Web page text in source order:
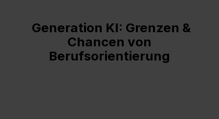
Generation KI: Grenzen &
Chancen von
Berufsorientierung